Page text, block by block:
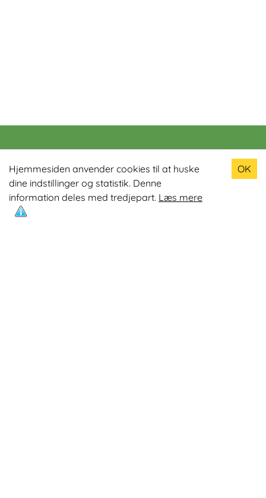
Hjemmesiden anvender cookies til at huske
dine indstillinger og statistik. Denne
information deles med tredjepart. Læs mere
OK
Populære produkter
Odin R900 Romaskine
Odin S900 Spinningcykel